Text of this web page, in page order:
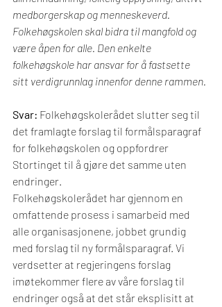
medborgerskap og menneskeverd.
Folkehøgskolen skal bidra til mangfold og
være åpen for alle. Den enkelte
folkehøgskole har ansvar for å fastsette
sitt verdigrunnlag innenfor denne rammen.
Svar: Folkehøgskolerådet slutter seg til
det framlagte forslag til formålsparagraf
for folkehøgskolen og oppfordrer
Stortinget til å gjøre det samme uten
endringer.
Folkehøgskolerådet har gjennom en
omfattende prosess i samarbeid med
alle organisasjonene, jobbet grundig
med forslag til ny formålsparagraf. Vi
verdsetter at regjeringens forslag
imøtekommer flere av våre forslag til
endringer også at det står eksplisitt at